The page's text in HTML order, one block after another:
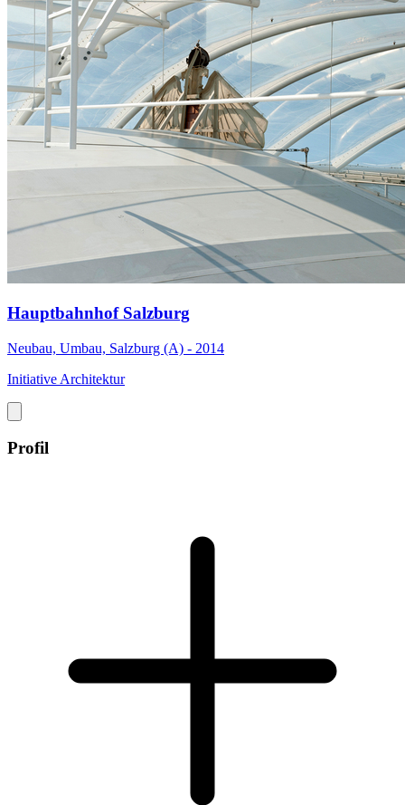
Hauptbahnhof Salzburg
Neubau, Umbau, Salzburg (A) - 2014
Initiative Architektur
Profil